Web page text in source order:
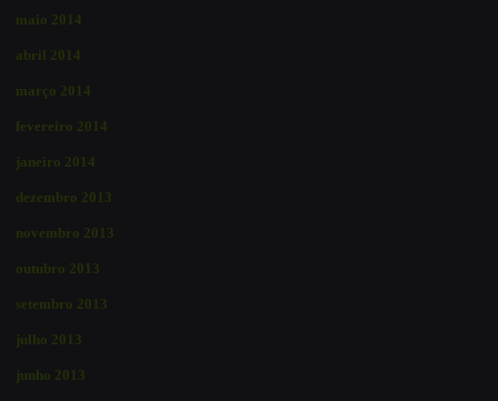
maio 2014
abril 2014
março 2014
fevereiro 2014
janeiro 2014
dezembro 2013
novembro 2013
outubro 2013
setembro 2013
julho 2013
junho 2013